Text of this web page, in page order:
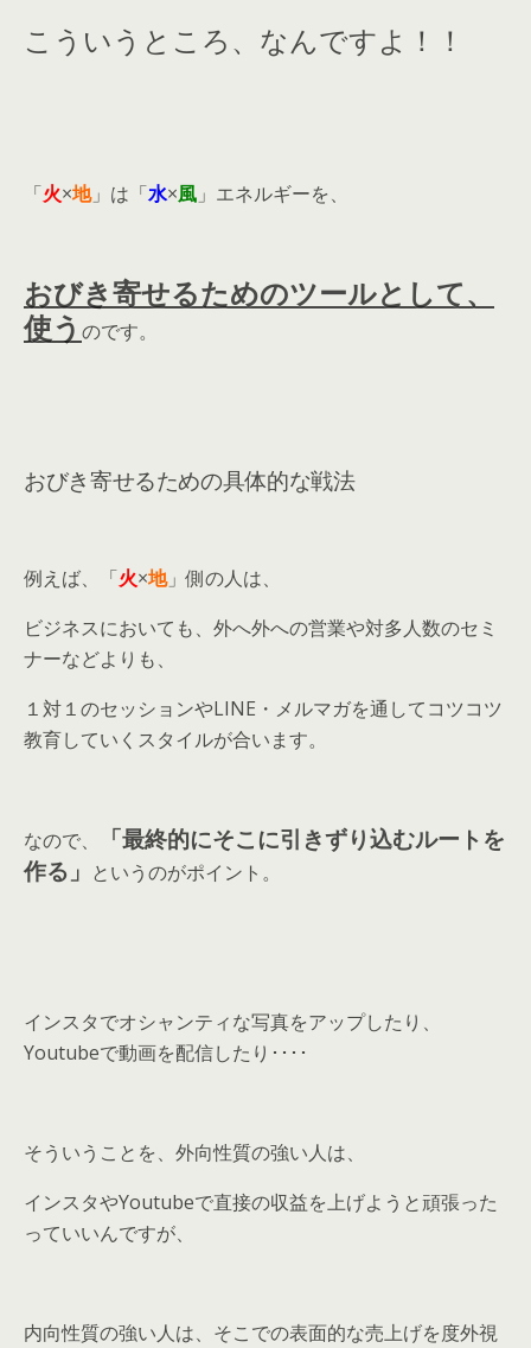
こういうところ、なんですよ！！
「火×地」は「水×風 」エネルギーを、
おびき寄せるためのツールとして、
使う のです。
おびき寄せるための具体的な戦法
例えば、「火×地」側の人は、
ビジネスにおいても、外へ外への営業や対多人数のセミ
ナーなどよりも、
１対１のセッションやLINE・メルマガを通してコツコツ
教育していくスタイルが合います。
なので、
「最終的にそこに引きずり込むルートを
作る」 というのがポイント。
インスタでオシャンティな写真をアップしたり、
Youtubeで動画を配信したり････
そういうことを、外向性質の強い人は、
インスタやYoutubeで直接の収益を上げようと頑張った
っていいんですが、
内向性質の強い人は、そこでの表面的な売上げを度外視